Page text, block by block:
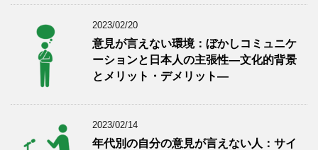
2023/02/20
意見が言えない環境：ぼかしコミュニケ
ーションと日本人の主張性―文化的背景
とメリット・デメリット―
2023/02/14
年代別の自分の意見が言えない人：サイ